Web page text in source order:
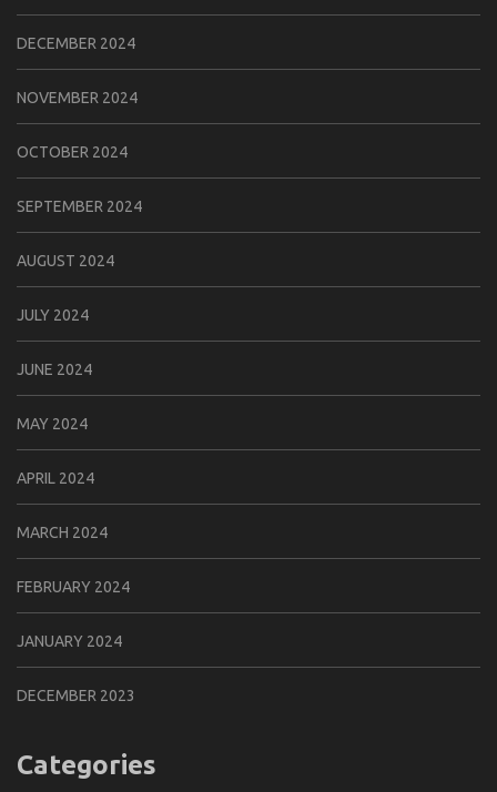
DECEMBER 2024
NOVEMBER 2024
OCTOBER 2024
SEPTEMBER 2024
AUGUST 2024
JULY 2024
JUNE 2024
MAY 2024
APRIL 2024
MARCH 2024
FEBRUARY 2024
JANUARY 2024
DECEMBER 2023
Categories